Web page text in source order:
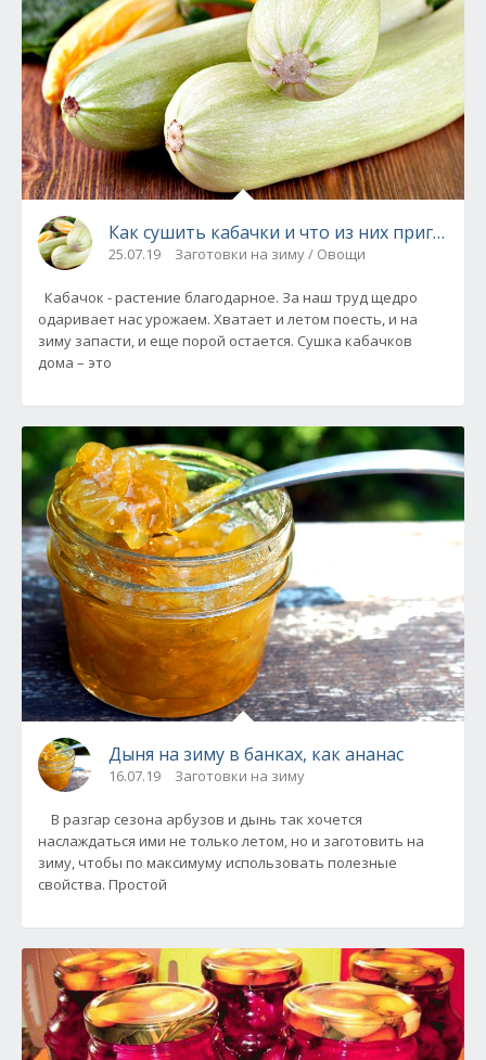
Как сушить кабачки и что из них
25.07.19 Заготовки на зиму / Овощи
Кабачок - растение благодарное. За наш труд щедро
одаривает нас урожаем. Хватает и летом поесть, и на
зиму запасти, и ещe порой остаeтся. Сушка кабачков
дома – это
Дыня на зиму в банках, как ананас
16.07.19 Заготовки на зиму
В разгар сезона арбузов и дынь так хочется
наслаждаться ими не только летом, но и заготовить на
зиму, чтобы по максимуму использовать полезные
свойства. Простой